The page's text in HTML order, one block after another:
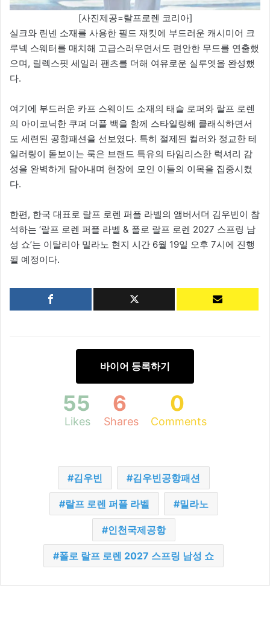
[사진제공=랄프로렌 코리아]
실크와 린넨 소재를 사용한 필드 재킷에 부드러운 캐시미어 크
루넥 스웨터를 매치해 고급스러우면서도 편안한 무드를 연출했
으며, 릴렉스핏 세일러 팬츠를 더해 여유로운 실루엣을 완성했
다.
여기에 부드러운 카프 스웨이드 소재의 태슬 로퍼와 랄프 로렌
의 아이코닉한 쿠퍼 더플 백을 함께 스타일링해 클래식하면서
도 세련된 공항패션을 선보였다. 특히 절제된 컬러와 정교한 테
일러링이 돋보이는 룩은 브랜드 특유의 타임리스한 럭셔리 감
성을 완벽하게 담아내며 현장에 모인 이들의 이목을 집중시켰
다.
한편, 한국 대표로 랄프 로렌 퍼플 라벨의 앰버서더 김우빈이 참
석하는 ‘랄프 로렌 퍼플 라벨 & 폴로 랄프 로렌 2027 스프링 남
성 쇼’는 이탈리아 밀라노 현지 시간 6월 19일 오후 7시에 진행
될 예정이다.
바이어 등록하기
55
Likes
6
Shares
0
Comments
김우빈 김우빈공항패션
랄프 로렌 퍼플 라벨 밀라노
인천국제공항
폴로 랄프 로렌 2027 스프링 남성 쇼